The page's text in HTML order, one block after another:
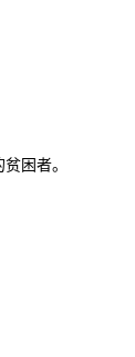
困者。